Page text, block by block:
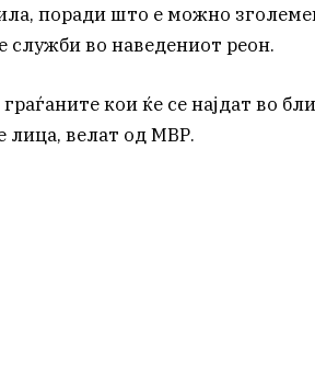
поради што е можно
служби во наведениот реон.
кои ќе се најдат во
лица, велат од МВР.